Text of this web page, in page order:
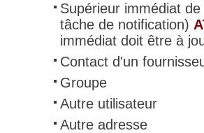
Supérieur immédiat
tâche de notification)
immédiat doit être à
Contact d'un
Groupe
Autre utilisateur
Autre adresse